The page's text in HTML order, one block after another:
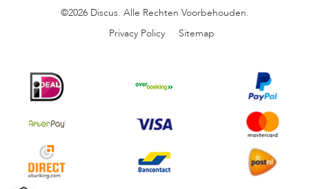
©2026 Discus. Alle Rechten Voorbehouden.
Privacy Policy
Sitemap